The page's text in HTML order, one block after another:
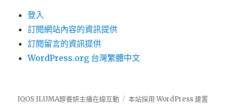
登入
訂閱網站內容的資訊提供
訂閱留言的資訊提供
WordPress.org 台灣繁體中文
IQOS ILUMA醇養妍主播在線互動 本站採用 WordPress 建置